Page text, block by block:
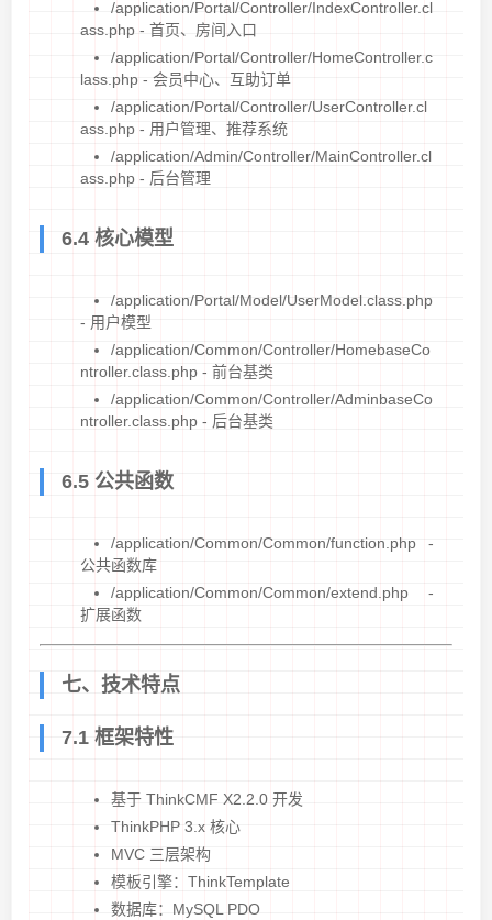
/application/Portal/Controller/IndexController.cl
ass.php - 首页、房间入口
/application/Portal/Controller/HomeController.c
lass.php - 会员中心、互助订单
/application/Portal/Controller/UserController.cl
ass.php - 用户管理、推荐系统
/application/Admin/Controller/MainController.cl
ass.php - 后台管理
6.4 核心模型
/application/Portal/Model/UserModel.class.php
- 用户模型
/application/Common/Controller/HomebaseCo
ntroller.class.php - 前台基类
/application/Common/Controller/AdminbaseCo
ntroller.class.php - 后台基类
6.5 公共函数
/application/Common/Common/function.php -
公共函数库
/application/Common/Common/extend.php -
扩展函数
七、技术特点
7.1 框架特性
基于 ThinkCMF X2.2.0 开发
ThinkPHP 3.x 核心
MVC 三层架构
模板引擎：ThinkTemplate
数据库：MySQL PDO